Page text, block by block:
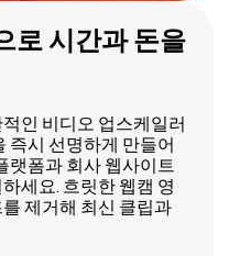
로 시간과 돈을
인 비디오 업스케일러
즉시 선명하게 만들어
랫폼과 회사 웹사이트
세요. 흐릿한 웹캠 영
제거해 최신 클립과